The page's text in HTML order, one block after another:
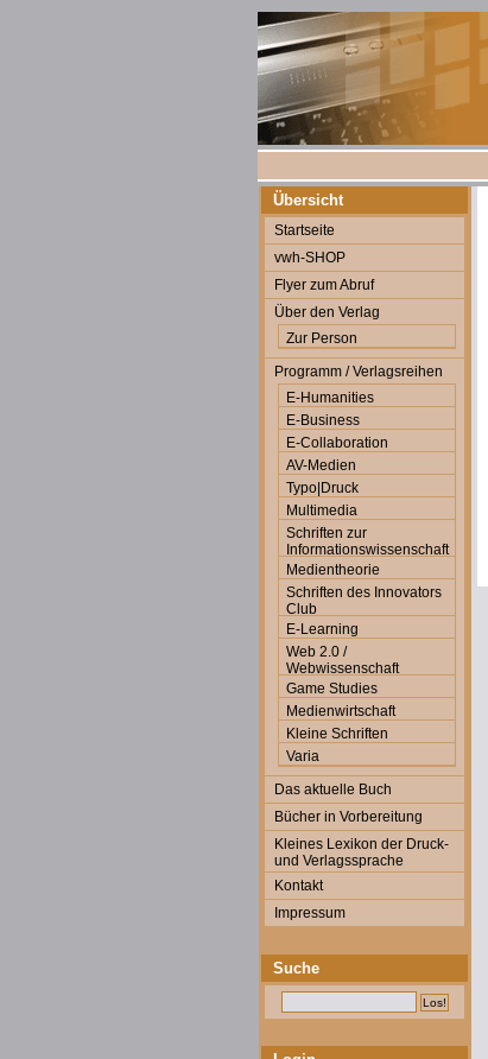
Übersicht
Startseite
vwh-SHOP
Flyer zum Abruf
Über den Verlag
Zur Person
Programm / Verlagsreihen
E-Humanities
E-Business
E-Collaboration
AV-Medien
Typo|Druck
Multimedia
Schriften zur
Informationswissenschaft
Medientheorie
Schriften des Innovators
Club
E-Learning
Web 2.0 /
Webwissenschaft
Game Studies
Medienwirtschaft
Kleine Schriften
Varia
Das aktuelle Buch
Bücher in Vorbereitung
Kleines Lexikon der Druck-
und Verlagssprache
Kontakt
Impressum
Suche